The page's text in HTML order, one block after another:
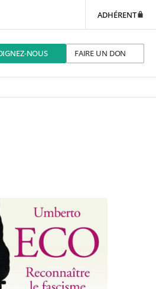
ADHÉRENT
NOUS FAIRE UN DON